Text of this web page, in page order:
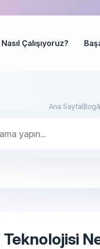
Nasıl Çalışıyoruz?
Ana SayfaBlog